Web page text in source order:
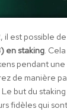
il est possible de
en staking.
pendant
de manière
but du
fidèles qui